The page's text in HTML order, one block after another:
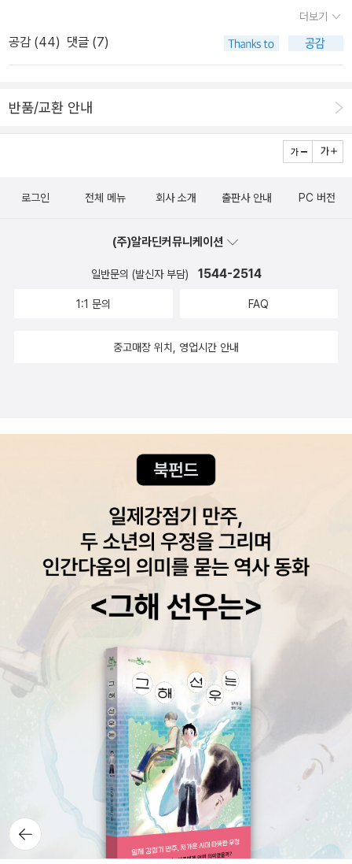
떠들고 기뻐하며 친구 되기도 쉽다. 하지만 막상 이해득실에 얽히면
눈 돌리고 고개 틀어 서로 모르는 얼굴이 되기도 하는 게 사람이다. 그
건 큰 힘이 된다. 관계란 언제나 상대적이다. 친구를 얻으려면 먼저 친
나서면 된다. 단, 평화로운 날에도 힘든 날에도 한결 같아야 한다. 그
러고 보니 내가 착한 친구들에게 할 수 있는 최대의 간담상조는 좋은
친구가 되려는 진심어린 노력이다. 우정에서도 하늘은, 스스로 노력
시시껄렁한 거짓말로 하루를 눙치는 대신, 그를 기억하는 이들은 피
모 특집이다. 천녀유혼에서 그의 눈빛은 여전히 순정하고 맑다. 그래
도 어쩐지「아비정전」에서의 그의 어깻짓만은 못하다. 발 없는 새의 운
뒤돌아보지 않던 그 발걸음. 그 궁극의 지점에서 언제나 그의 어깨는
정전은 영어 제목에 와서야 제대로 빛을 발한다. Days of Being Wil
d라니. 내친 김에 프랑스 제목도 찾아 본 적이 있다. 프랑스판 DVD
제목은 Nos annees sauvages이다. 의미는 영어와 같지만 오감이
어체라면, 서구식 제목은 구어체이면서도 날 것의 냄새이다. ‘야생의
나날’이라니! 상처투성이 인간은 사랑을 쉽게 믿지 않는다. 필연적
으로 자신뿐만 아니라 주변인들까지 커다란 우물 같은 공허를 안기기
에 꼭 한번 땅에 내리는데, 그때가 죽을 때지.’ 아비의 이 독백을 떠올
다. 공허함의 정점에서 내딛는 지상의 발자국이 곧 죽음이다. 이 기막
힌 메타포를 실험하기 위해 장국영은 서둘러 길 떠났나 보다. 아비
가 된 장국영은 천국의 꽃밭을 여행 중이고, 상처만 얻은 숱한 수리진
(장만옥)은 이렇게 남아 원망 같은 벚꽃을 맞는다. 웬만하면 4월엔
뒤돌아보지 마라. 야생의 나날에 대한 기억의 회로 때문에 슬픔 많은
어깨들, 벚꽃 아래 울고 있으리니. 당신 또한 거기 그렇게 울고 있을
것이기에.
온통 분홍으로 휘감는 복사꽃은 제 존재감을 확실히 드러내는 꽃이
다. 꽃은 꽃이기를 자랑할 때 그 가치가 극대화된다. 복사꽃이 좋은 이
유는 비슷한 시기에 숨어 피는 다른 꽃에 비해 제 화사하고 선명한 자
지 열심히 내주세요! 하는 마음작년 9월쯤 나온다며 열린책들 카페에
서 보고 뛸 듯이 기뻤는데 ... 술자리마다 '심농 전집 왜 안 나오냐며술
친구들한테 하소연 했는데 '파이널리!볼라뇨때 666원( 구매가 600
즈북, <심농, 매그레 반장, 삶을 수사하다>에서 눈에 확 들어오는 목
차<매그레 시리즈>: 열린책들에서 발간하는 75권 리스트치...칠십오
권! 열린책들, 진심이에요? 일개독자인 저는 나오는 즉시 사는 걸로
들을 위해*<버즈북buzzbook>이란?버즈북buzzbook은 열린책
와 book의 합성어로, 중요 작가의 신작이나 저술을 펴내기 전에 <저
자나 책에 대해 미리 귀띔해 주는 책>입니다. 열린책들은 이 버즈북
작가들의 작품 세계를 먼저 알리고자 합니다. 『조르주 심농』은 지난
격적 가격인 750원은 앞으로 출간될 <매그레 시리즈> 75권을 의미
이 활약하는 <매그레 시리즈>가 4월부터 열린책들에서 한 달에 두
권씩 출간된다. 열린책들은 이 매력적인 시리즈를 본격 소개하기에
앞서, 매그레 반장을 창조한 작가 조르주 심농의 작품 세계와 그의 독
특하고도 다양한 면모를 볼 수 있는 버즈북buzzbook인 『조르주 심
농』을 펴냈다.홈즈, 뤼팽, 말로와 함께 있는 매그레 경감은 좀 쌩뚱맞
지만, 여튼, 열렬히 좋아하는 '경감물' 에 미스터리 장르로만이 아닌
소설, 이야기 그 자체로도 매력적인 시리즈로 완전 기대되는 시리즈
다!!사진 및 리스트 출처 : 열린책들 카페 -------------------------
------75권 리스트 --------------------------------- 열린책들
에서 발간될 매그레 시리즈 75권 1 수상한 라트비아인 Pietr-le-Let
ton (1931) 2 갈레 씨, 홀로 죽다 Monsieur Gallet, décédé (193
프로비당스 호의 마부 Le Charretier de La Providence(1931) 5
누런 개 Le Chien jaune (1931) 6 교차로의 밤 La Nuit du carref
our (1931) 7 네덜란드 살인 사건 Un Crime en Hollande (1931)
8 테르누바의 약속 Au Rendez-Vous des Terre-Neuvas (193
1) 9 타인의 목 La Tête d’un homme (1931) 10 게물랭의 댄서 L
a Danseuse du Gai-Moulin (1931) 11 센 강의 술집 La Guingue
더보기
공감 (44) 댓글 (7)
반품/교환 안내
뒤로가
기
로그인 전체 메뉴 회사 소개 출판사 안내 PC 버전
(주)알라딘커뮤니케이션
일반문의 (발신자 부담) 1544-2514
1:1 문의 FAQ
중고매장 위치, 영업시간 안내